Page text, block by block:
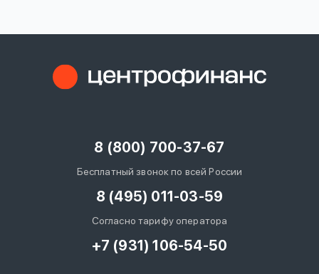
8 (800) 700-37-67
Бесплатный звонок по всей России
8 (495) 011-03-59
Согласно тарифу оператора
+7 (931) 106-54-50
Войти под другим номером